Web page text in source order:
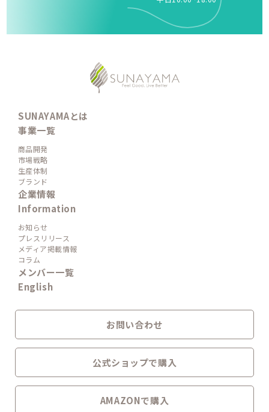
SUNAYAMAとは
事業一覧
商品開発
市場戦略
生産体制
ブランド
企業情報
Information
お知らせ
プレスリリース
メディア掲載情報
コラム
メンバー一覧
English
お問い合わせ
公式ショップで購入
AMAZONで購入